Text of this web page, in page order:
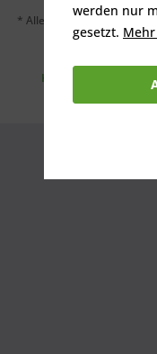
* Alle Preise inkl. gesetzl.
Kontakt per Mail
werden nur
gesetzt.